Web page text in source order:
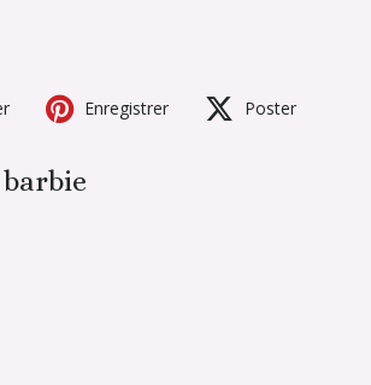
Enregistrer Poster